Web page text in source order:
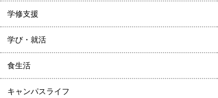
学修支援
学び・就活
食生活
キャンパスライフ